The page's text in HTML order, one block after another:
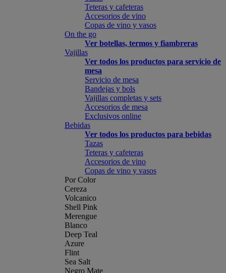
Teteras y cafeteras
Accesorios de vino
Copas de vino y vasos
On the go
Ver botellas, termos y fiambreras
Vajillas
Ver todos los productos para servicio de
mesa
Servicio de mesa
Bandejas y bols
Vajillas completas y sets
Accesorios de mesa
Exclusivos online
Bebidas
Ver todos los productos para bebidas
Tazas
Teteras y cafeteras
Accesorios de vino
Copas de vino y vasos
Por Color
Cereza
Volcanico
Shell Pink
Merengue
Blanco
Deep Teal
Azure
Flint
Sea Salt
Negro Mate